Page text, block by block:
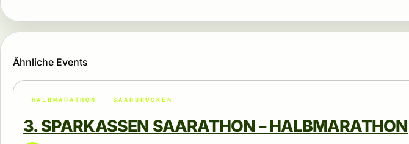
Ähnliche Events
HALBMARATHON SAARBRÜCKEN
3. SPARKASSEN SAARATHON – HALBMARATHON